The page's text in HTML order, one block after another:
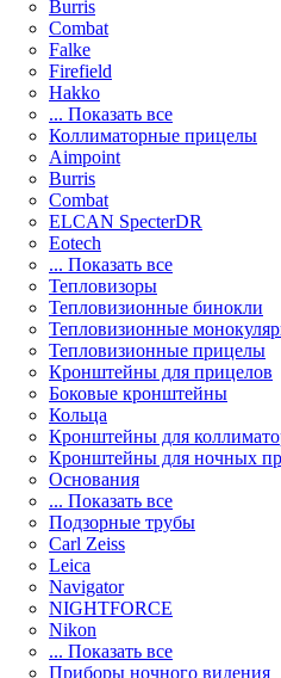
Burris
Combat
Falke
Firefield
Hakko
... Показать все
Коллиматорные прицелы
Aimpoint
Burris
Combat
ELCAN SpecterDR
Eotech
... Показать все
Тепловизоры
Тепловизионные бинокли
Тепловизионные
Тепловизионные прицелы
Кронштейны для прицелов
Боковые кронштейны
Кольца
Кронштейны для
Кронштейны для ночных
Основания
... Показать все
Подзорные трубы
Carl Zeiss
Leica
Navigator
NIGHTFORCE
Nikon
... Показать все
Приборы ночного видения